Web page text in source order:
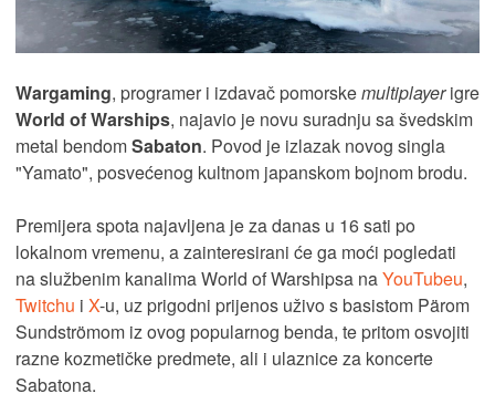
Wargaming, programer i izdavač pomorskemultiplayerigre
World of Warships, najavio je novu suradnju sa švedskim
metal bendomSabaton. Povod je izlazak novog singla
"Yamato", posvećenog kultnom japanskom bojnom brodu.
Premijera spota najavljena je za danas u 16 sati po
lokalnom vremenu, a zainteresirani će ga moći pogledati
na službenim kanalima World of Warshipsa naYouTubeu,
Twitchu i X-u, uz prigodni prijenos uživo s basistom Pärom
Sundströmom iz ovog popularnog benda, te pritom osvojiti
razne kozmetičke predmete, ali i ulaznice za koncerte
Sabatona.